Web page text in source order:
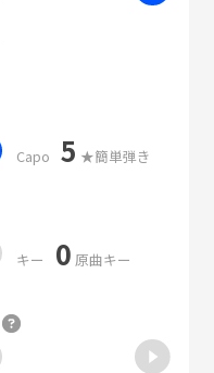
Capo 5 ★簡単弾き
キー 0 原曲キー